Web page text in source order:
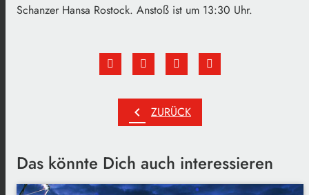
Schanzer Hansa Rostock. Anstoß ist um 13:30 Uhr.
chevron_left ZURÜCK
Das könnte Dich auch interessieren